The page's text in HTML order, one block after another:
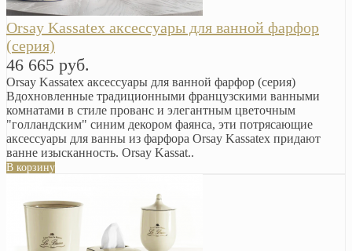
Orsay Kassatex аксессуары для ванной фарфор
(серия)
46 665 руб.
Orsay Kassatex аксессуары для ванной фарфор (серия)
Вдохновленные традиционными французскими ванными
комнатами в стиле прованс и элегантным цветочным
"голландским" синим декором фаянса, эти потрясающие
аксессуары для ванны из фарфора Orsay Kassatex придают
ванне изысканность. Orsay Kassat..
В корзину